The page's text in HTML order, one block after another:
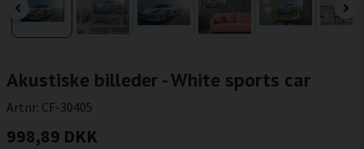
Akustiske billeder - White sports car
Artnr: CF-30405
998,89 DKK